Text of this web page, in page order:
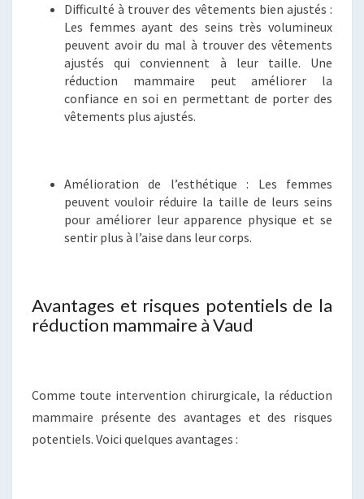
Difficulté à trouver des vêtements bien ajustés :
Les femmes ayant des seins très volumineux
peuvent avoir du mal à trouver des vêtements
ajustés qui conviennent à leur taille. Une
réduction mammaire peut améliorer la
confiance en soi en permettant de porter des
vêtements plus ajustés.
Amélioration de l’esthétique : Les femmes
peuvent vouloir réduire la taille de leurs seins
pour améliorer leur apparence physique et se
sentir plus à l’aise dans leur corps.
Avantages et risques potentiels de la
réduction mammaire à Vaud
Comme toute intervention chirurgicale, la réduction
mammaire présente des avantages et des risques
potentiels. Voici quelques avantages :